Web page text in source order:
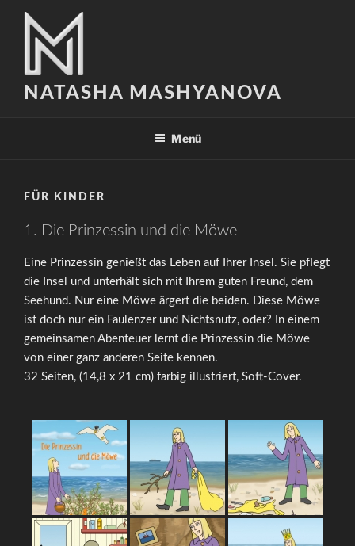
springen
NATASHA MASHYANOVA
Menü
FÜR KINDER
1. Die Prinzessin und die Möwe
Eine Prinzessin genießt das Leben auf Ihrer Insel. Sie pflegt
die Insel und unterhält sich mit Ihrem guten Freund, dem
Seehund. Nur eine Möwe ärgert die beiden. Diese Möwe
ist doch nur ein Faulenzer und Nichtsnutz, oder? In einem
gemeinsamen Abenteuer lernt die Prinzessin die Möwe
von einer ganz anderen Seite kennen.
32 Seiten, (14,8 x 21 cm) farbig illustriert, Soft-Cover.